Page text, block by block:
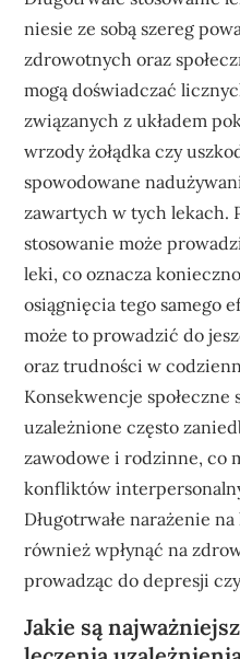
niesie ze sobą szereg
zdrowotnych oraz
mogą doświadczać
związanych z układem
wrzody żołądka czy
spowodowane
zawartych w tych lekach.
stosowanie może
leki, co oznacza
osiągnięcia tego samego
może to prowadzić do
oraz trudności w
Konsekwencje
uzależnione często
zawodowe i rodzinne, co
konfliktów
Długotrwałe narażenie
również wpłynąć na
prowadząc do depresji
Jakie są